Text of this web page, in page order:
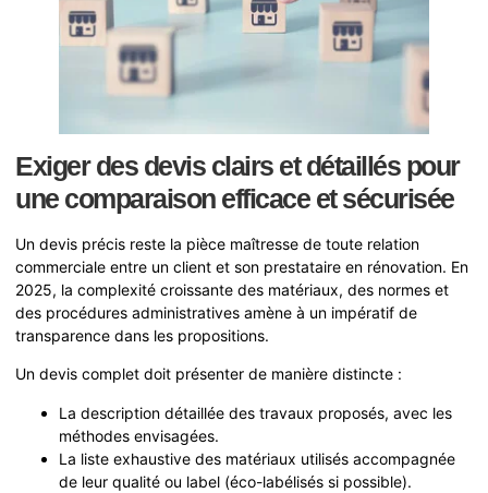
Exiger des devis clairs et détaillés pour
une comparaison efficace et sécurisée
Un devis précis reste la pièce maîtresse de toute relation
commerciale entre un client et son prestataire en rénovation. En
2025, la complexité croissante des matériaux, des normes et
des procédures administratives amène à un impératif de
transparence dans les propositions.
Un devis complet doit présenter de manière distincte :
La description détaillée des travaux proposés, avec les
méthodes envisagées.
La liste exhaustive des matériaux utilisés accompagnée
de leur qualité ou label (éco-labélisés si possible).